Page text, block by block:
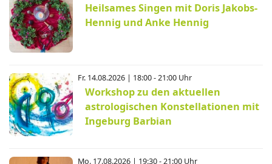
Heilsames Singen mit Doris Jakobs-
Hennig und Anke Hennig
Fr. 14.08.2026 | 18:00 - 21:00 Uhr
Workshop zu den aktuellen
astrologischen Konstellationen mit
Ingeburg Barbian
Mo. 17.08.2026 | 19:30 - 21:00 Uhr